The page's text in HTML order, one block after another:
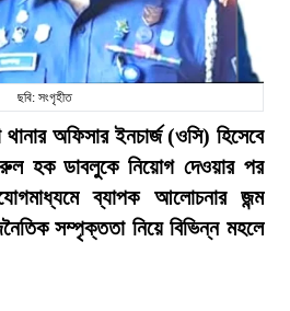
ছবি: সংগৃহীত
অফিসার ইনচার্জ (ওসি) হিসেবে
হক ডাবলুকে নিয়োগ দেওয়ার পর
ব্যাপক আলোচনার জন্ম
সম্পৃক্ততা নিয়ে বিভিন্ন মহলে